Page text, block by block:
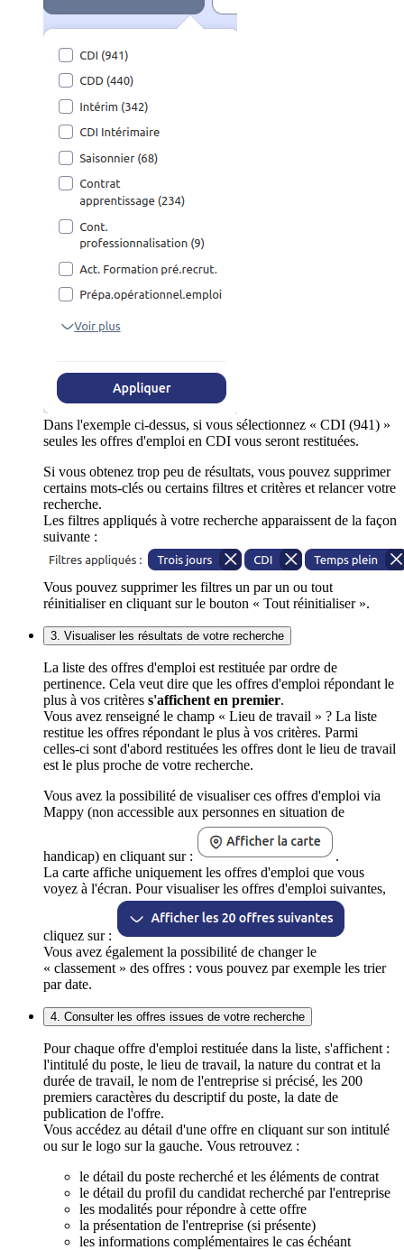
Dans l'exemple ci-dessus, si vous sélectionnez « CDI (941) »
seules les offres d'emploi en CDI vous seront restituées.
Si vous obtenez trop peu de résultats, vous pouvez supprimer
certains mots-clés ou certains filtres et critères et relancer votre
recherche.
Les filtres appliqués à votre recherche apparaissent de la façon
suivante :
Vous pouvez supprimer les filtres un par un ou tout
réinitialiser en cliquant sur le bouton « Tout réinitialiser ».
3. Visualiser les résultats de votre recherche
La liste des offres d'emploi est restituée par ordre de
pertinence. Cela veut dire que les offres d'emploi répondant le
plus à vos critères s'affichent en premier.
Vous avez renseigné le champ « Lieu de travail » ? La liste
restitue les offres répondant le plus à vos critères. Parmi
celles-ci sont d'abord restituées les offres dont le lieu de travail
est le plus proche de votre recherche.
Vous avez la possibilité de visualiser ces offres d'emploi via
Mappy (non accessible aux personnes en situation de
handicap) en cliquant sur :
.
La carte affiche uniquement les offres d'emploi que vous
voyez à l'écran. Pour visualiser les offres d'emploi suivantes,
cliquez sur :
Vous avez également la possibilité de changer le
« classement » des offres : vous pouvez par exemple les trier
par date.
4. Consulter les offres issues de votre recherche
Pour chaque offre d'emploi restituée dans la liste, s'affichent :
l'intitulé du poste, le lieu de travail, la nature du contrat et la
durée de travail, le nom de l'entreprise si précisé, les 200
premiers caractères du descriptif du poste, la date de
publication de l'offre.
Vous accédez au détail d'une offre en cliquant sur son intitulé
ou sur le logo sur la gauche. Vous retrouvez :
le détail du poste recherché et les éléments de contrat
le détail du profil du candidat recherché par l'entreprise
les modalités pour répondre à cette offre
la présentation de l'entreprise (si présente)
les informations complémentaires le cas échéant